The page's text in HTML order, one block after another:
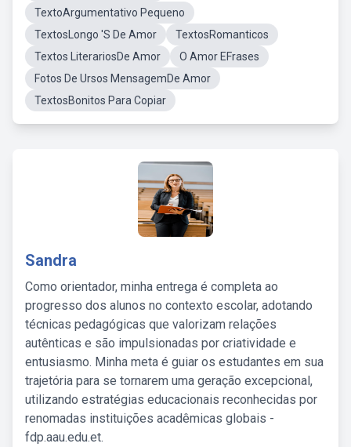
TextoArgumentativo Pequeno
TextosLongo 'S De Amor
TextosRomanticos
Textos LiterariosDe Amor
O Amor EFrases
Fotos De Ursos MensagemDe Amor
TextosBonitos Para Copiar
Sandra
Como orientador, minha entrega é completa ao
progresso dos alunos no contexto escolar, adotando
técnicas pedagógicas que valorizam relações
autênticas e são impulsionadas por criatividade e
entusiasmo. Minha meta é guiar os estudantes em sua
trajetória para se tornarem uma geração excepcional,
utilizando estratégias educacionais reconhecidas por
renomadas instituições acadêmicas globais -
fdp.aau.edu.et.